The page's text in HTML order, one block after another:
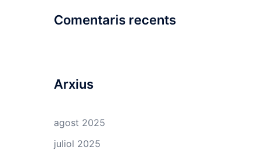
Comentaris recents
Arxius
agost 2025
juliol 2025